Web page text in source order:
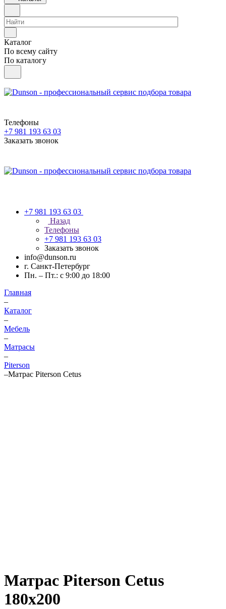
Каталог
По всему сайту
По каталогу
Телефоны
+7 981 193 63 03
Заказать звонок
+7 981 193 63 03
Назад
Телефоны
+7 981 193 63 03
Заказать звонок
info@dunson.ru
г. Санкт-Петербург
Пн. – Пт.: с 9:00 до 18:00
Главная
–
Каталог
–
Мебель
–
Матрасы
–
Piterson
–Матрас Piterson Cetus
Матрас Piterson Cetus
180х200